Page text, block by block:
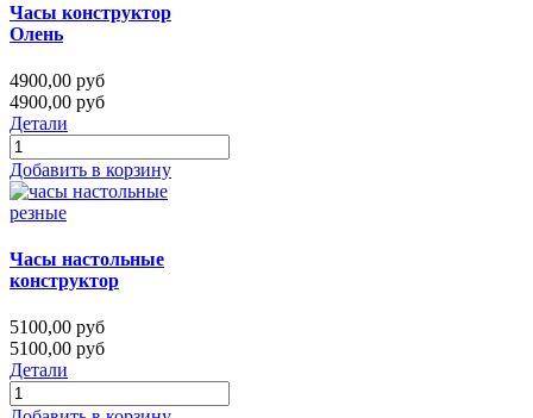
Часы конструктор
Олень
4900,00 руб
4900,00 руб
Детали
Добавить в корзину
Часы настольные
конструктор
5100,00 руб
5100,00 руб
Детали